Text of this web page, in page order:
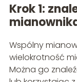
Krok 1:
Wspólny
wielokrotność
Można go